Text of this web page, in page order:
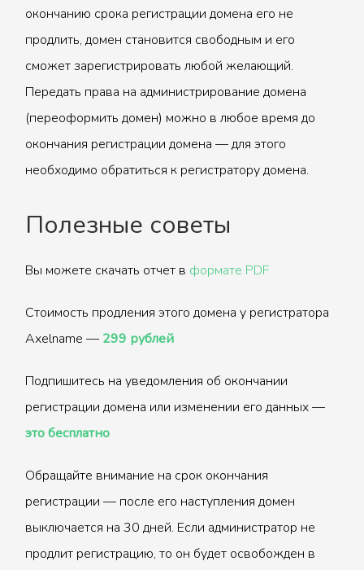
окончанию срока регистрации домена его не
продлить, домен становится свободным и его
сможет зарегистрировать любой желающий.
Передать права на администрирование домена
(переоформить домен) можно в любое время до
окончания регистрации домена — для этого
необходимо обратиться к регистратору домена.
Полезные советы
Вы можете скачать отчет в формате PDF
Стоимость продления этого домена у регистратора
Axelname — 299 рублей
Подпишитесь на уведомления об окончании
регистрации домена или изменении его данных —
это бесплатно
Обращайте внимание на срок окончания
регистрации — после его наступления домен
выключается на 30 дней. Если администратор не
продлит регистрацию, то он будет освобожден в